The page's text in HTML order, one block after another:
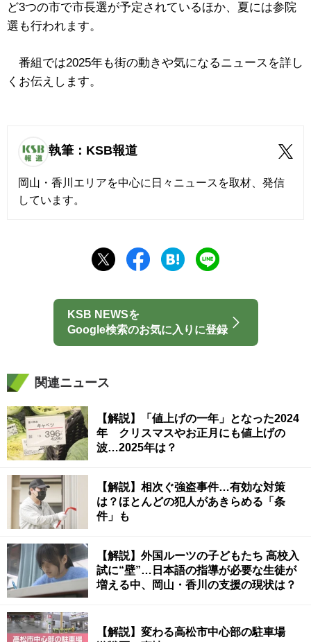
ど3つの市で市長選が予定されているほか、夏には参院
選も行われます。
番組では2025年も街の動きや気になるニュースを詳し
くお伝えします。
執筆：KSB報道
岡山・香川エリアを中心に日々ニュースを取材、発信
しています。
KSB NEWSを
Google検索のお気に入りに登録
関連ニュース
【解説】「値上げの一年」となった2024
年 クリスマスやお正月にも値上げの
波…2025年は？
【解説】相次ぐ強盗事件…有効な対策
は？ほとんどの犯人があきらめる「条
件」も
【解説】外国ルーツの子どもたち 高校入
試に“壁”…日本語の指導が必要な生徒が
増える中、岡山・香川の支援の現状は？
【解説】変わる高松市中心部の駐車場